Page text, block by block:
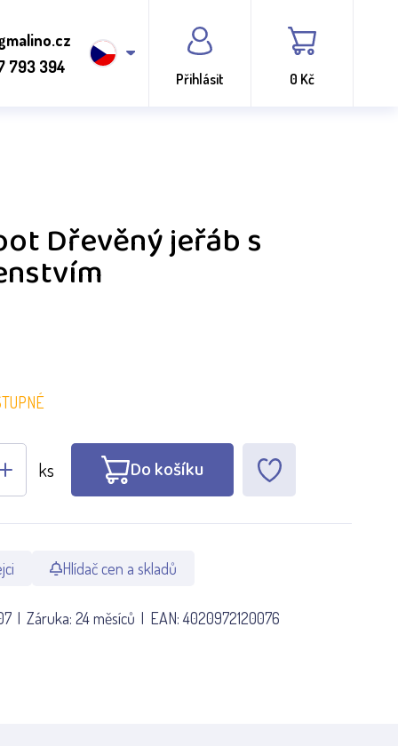
793 394
Přihlásit 0 Kč
Dřevěný jeřáb s
ks Do košíku
Hlídač cen a skladů
Záruka: 24 měsíců EAN:4020972120076